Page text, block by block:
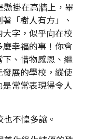
掛在高牆上，畢
「樹人有方」、
大字，似乎向在校
幸福的事！你會
、惜物感恩、繼
展的學校，縱使
常常表現得令人
不惶多讓。